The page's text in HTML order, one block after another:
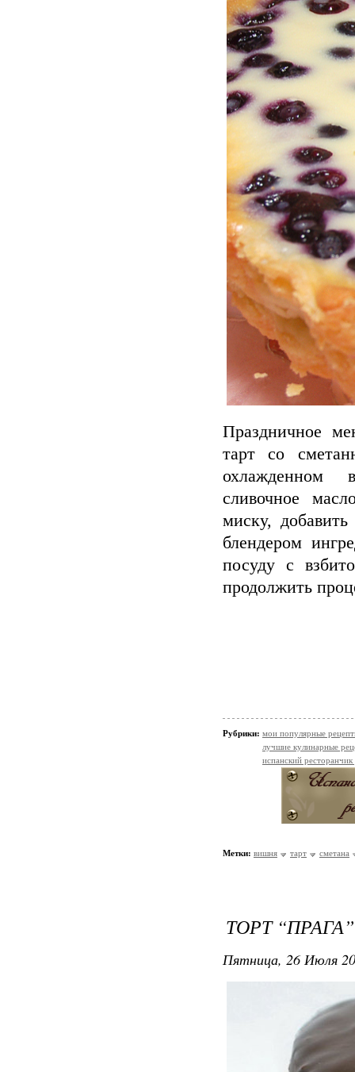
Праздничное
тарт со
охлажденном
сливочное
миску,
блендером
посуду с
продолжить
Рубрики: мои популярные
лучшие кулинарные
испанский
Метки: вишня тарт сметана
ТОРТ “ПРАГА”
Пятница, 26 Июля